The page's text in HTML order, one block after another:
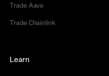
Trade Aave
Trade Chainlink
Learn